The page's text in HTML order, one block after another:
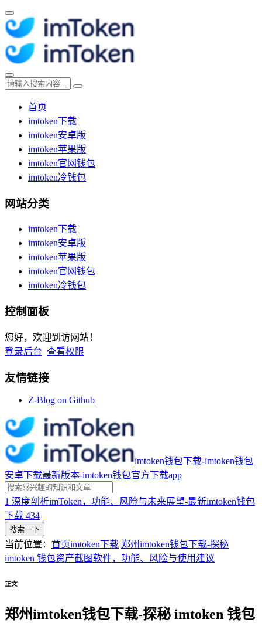
首页
imtoken下载
imtoken安卓版
imtoken苹果版
imtoken官网钱包
imtoken冷钱包
网站分类
imtoken下载
imtoken安卓版
imtoken苹果版
imtoken官网钱包
imtoken冷钱包
控制面板
您好，欢迎到访网站！
登录后台 查看权限
友情链接
Z-Blog on Github
imtoken钱包下载-imtoken钱包
安卓下载最新版本-imtoken钱包官方下载app
1 深度剖析imToken，功能、风险与未来展望-最新imtoken钱包
下载 434
搜索一下
当前位置： 首页imtoken下载 郑州imtoken钱包下载-探秘
imtoken 钱包资产截图软件，功能、风险与使用建议
正文
郑州imtoken钱包下载-探秘 imtoken 钱包